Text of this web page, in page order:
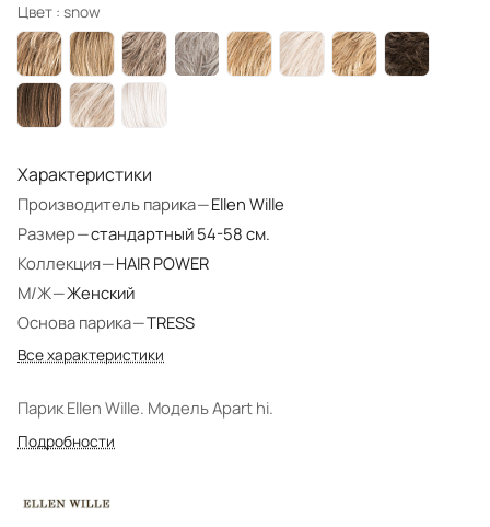
Цвет : snow
Характеристики
Производитель парика—Ellen Wille
Размер—стандартный 54-58 см.
Коллекция—HAIR POWER
М/Ж—Женский
Основа парика—TRESS
Все характеристики
Парик Ellen Wille. Модель Apart hi.
Подробности